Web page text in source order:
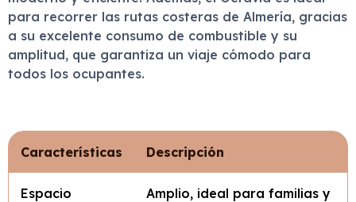
para recorrer las rutas costeras de Almería, gracias
a su excelente consumo de combustible y su
amplitud, que garantiza un viaje cómodo para
todos los ocupantes.
Características Descripción
Espacio
Amplio, ideal para familias y